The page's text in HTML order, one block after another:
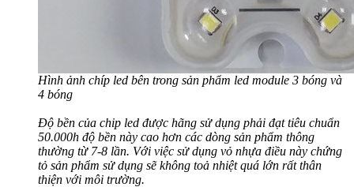
Hình ảnh chíp led bên trong sản phẩm led module 3 bóng và
4 bóng
Độ bền của chip led được hãng sử dụng phải đạt tiêu chuẩn
50.000h độ bền này cao hơn các dòng sản phẩm thông
thường từ 7-8 lần. Với việc sử dụng vỏ nhựa điều này chứng
tỏ sản phẩm sử dụng sẽ không toả nhiệt quá lớn rất thân
thiện với môi trường.